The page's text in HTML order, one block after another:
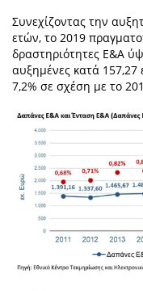
Συνεχίζοντας την
ετών, τo 2019
δραστηριότητες Ε&Α
αυξημένες κατά
7,2% σε σχέση με το